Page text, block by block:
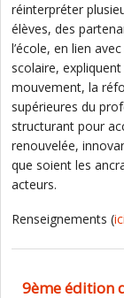
réinterpréter
élèves, des
l’école, en lien
scolaire,
mouvement, la
supérieures du
structurant pour
renouvelée,
que soient les
acteurs.
Renseignements (ici
9ème édition